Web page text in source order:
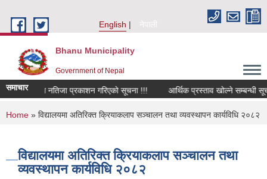
English
नेपाली
Bhanu Municipality
Government of Nepal
समाचारअन्तिम नतिजा प्रकाशन गरिएको सूचना !!! आर्थिक प्रस्ताव खोल्ने सम्बन्धी
You are here
Home » विद्यालयमा अतिरिक्त क्रियाकलाप सञ्चालन तथा व्यवस्थापन कार्यविधि २०८२
विद्यालयमा अतिरिक्त क्रियाकलाप सञ्चालन तथा
व्यवस्थापन कार्यविधि २०८२